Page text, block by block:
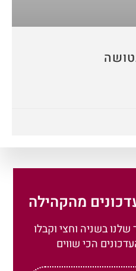
מהקהילה
בשניה וחצי וקבלו
הכי שווים